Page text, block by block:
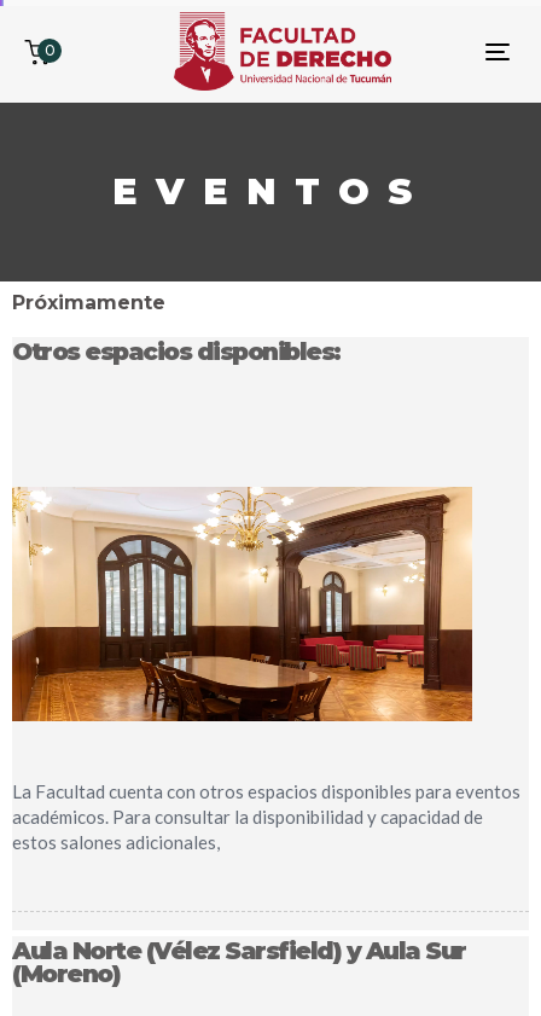
0
EVENTOS
Próximamente
Otros espacios disponibles:
La Facultad cuenta con otros espacios disponibles para eventos
académicos. Para consultar la disponibilidad y capacidad de
estos salones adicionales,
Aula Norte (Vélez Sarsfield) y Aula Sur
(Moreno)